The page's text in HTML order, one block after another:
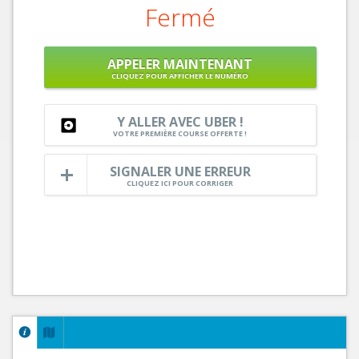
Fermé
APPELER MAINTENANT
CLIQUEZ POUR AFFICHER LE NUMÉRO
Y ALLER AVEC UBER !
VOTRE PREMIÈRE COURSE OFFERTE !
SIGNALER UNE ERREUR
CLIQUEZ ICI POUR CORRIGER